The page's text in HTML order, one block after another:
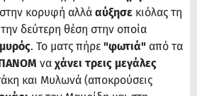
στην κορυφή αλλά αύξησε κιόλας τη
δεύτερη θέση στην οποία
. Το ματς πήρε "φωτιά" από τα
να χάνει τρεις μεγάλες
και Μυλωνά (αποκρούσεις